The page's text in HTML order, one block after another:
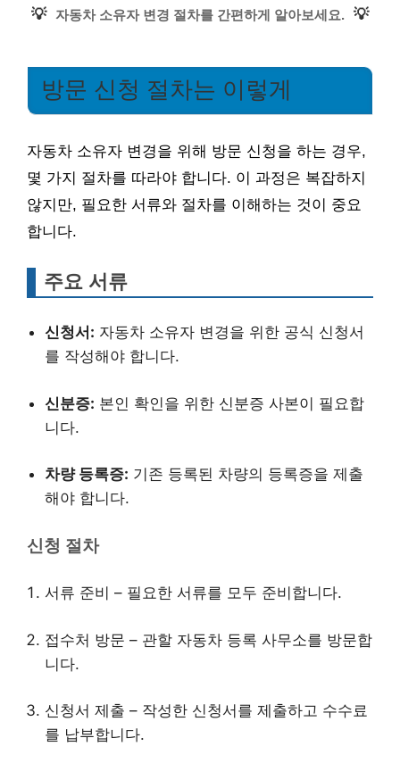
💡 자동차 소유자 변경 절차를 간편하게 알아보세요. 💡
방문 신청 절차는 이렇게
자동차 소유자 변경을 위해 방문 신청을 하는 경우,
몇 가지 절차를 따라야 합니다. 이 과정은 복잡하지
않지만, 필요한 서류와 절차를 이해하는 것이 중요
합니다.
주요 서류
신청서: 자동차 소유자 변경을 위한 공식 신청서
를 작성해야 합니다.
신분증: 본인 확인을 위한 신분증 사본이 필요합
니다.
차량 등록증: 기존 등록된 차량의 등록증을 제출
해야 합니다.
신청 절차
서류 준비 – 필요한 서류를 모두 준비합니다.
접수처 방문 – 관할 자동차 등록 사무소를 방문합
니다.
신청서 제출 – 작성한 신청서를 제출하고 수수료
를 납부합니다.